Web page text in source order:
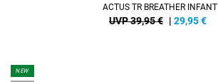
ACTUS TR BREATHER INFANT
UVP 39,95 € | 29,95€
NEW